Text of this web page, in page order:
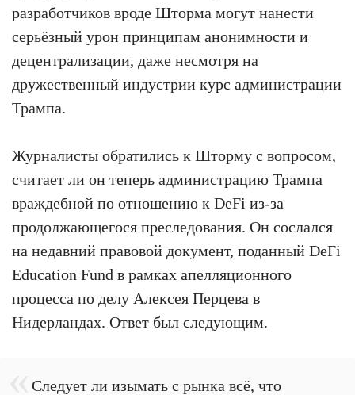
разработчиков вроде Шторма могут нанести
серьёзный урон принципам анонимности и
децентрализации, даже несмотря на
дружественный индустрии курс администрации
Трампа.
Журналисты обратились к Шторму с вопросом,
считает ли он теперь администрацию Трампа
враждебной по отношению к DeFi из-за
продолжающегося преследования. Он сослался
на недавний правовой документ, поданный DeFi
Education Fund в рамках апелляционного
процесса по делу Алексея Перцева в
Нидерландах. Ответ был следующим.
Следует ли изымать с рынка всё, что